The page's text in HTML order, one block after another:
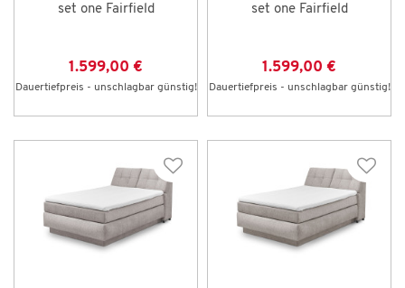
set one Fairfield
1.599,00 €
Dauertiefpreis - unschlagbar günstig!
set one Fairfield
1.599,00 €
Dauertiefpreis - unschlagbar günstig!